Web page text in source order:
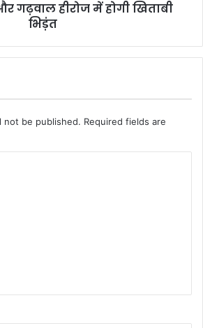
गढ़वाल हीरोज में होगी खिताबी
भिड़ंत
not be published. Required fields are